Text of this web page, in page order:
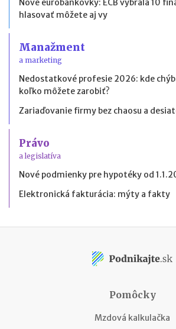
Nové eurobankovky: ECB vybrala 10
hlasovať môžete aj vy
Manažment
a marketing
Nedostatkové profesie 2026: kde
koľko môžete zarobiť?
Zariaďovanie firmy bez chaosu a
Právo
a legislatíva
Nové podmienky pre hypotéky od
Elektronická fakturácia: mýty a fakty
Pomôcky
Mzdová kalkulačka